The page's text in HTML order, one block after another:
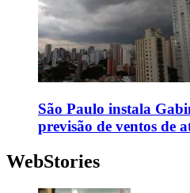
São Paulo instala
previsão de ventos de
WebStories